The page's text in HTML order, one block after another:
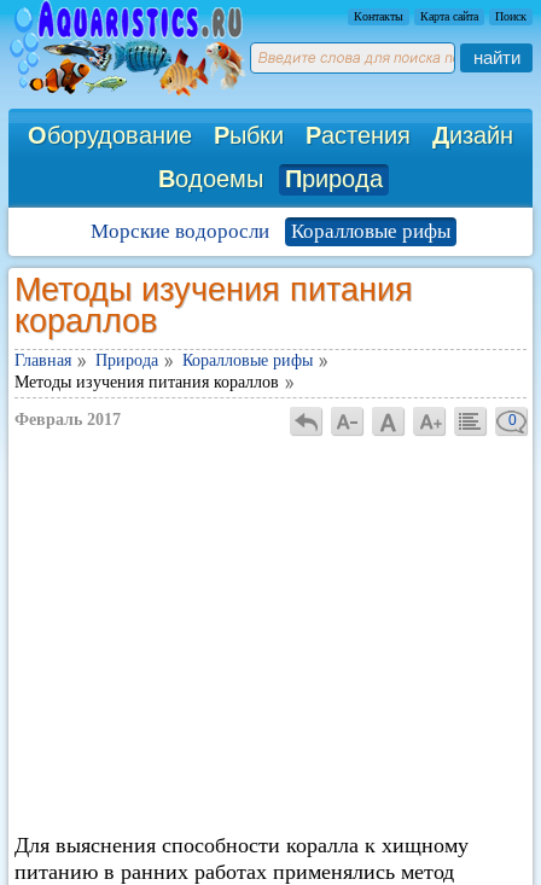
Контакты Карта сайта Поиск
найти
Оборудование Рыбки Растения Дизайн
Водоемы Природа
Морские водоросли Коралловые рифы
Методы изучения питания
кораллов
Главная Природа
Коралловые рифы
Методы изучения питания кораллов
Февраль 2017 0
Для выяснения способности коралла к хищному
питанию в ранних работах применялись метод